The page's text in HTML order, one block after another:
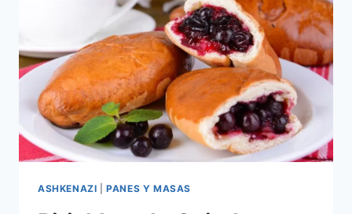
ASHKENAZI |PANES Y MASAS